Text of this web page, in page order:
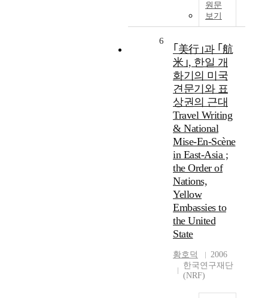
원문
보기
6
｢美行｣과 ｢航
米｣, 한일 개
화기의 미국
견문기와 표
상권의 근대
Travel Writing
& National
Mise-En-Scène
in East-Asia ;
the Order of
Nations,
Yellow
Embassies to
the United
State
황호덕
2006
한국연구재단
(NRF)